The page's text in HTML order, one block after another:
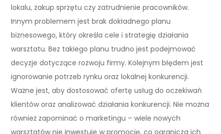
lokalu, zakup sprzętu czy zatrudnienie pracowników.
Innym problemem jest brak dokładnego planu
biznesowego, który określa cele i strategię działania
warsztatu. Bez takiego planu trudno jest podejmować
decyzje dotyczące rozwoju firmy. Kolejnym błędem jest
ignorowanie potrzeb rynku oraz lokalnej konkurencji.
Ważne jest, aby dostosować ofertę usług do oczekiwań
klientów oraz analizować działania konkurencji. Nie można
również zapominać o marketingu – wiele nowych
warsztatów nie inwestuje w promocję, co ogranicza ich